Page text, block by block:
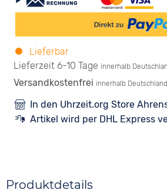
Lieferbar
Lieferzeit 6-10 Tage innerhalb
Versandkostenfrei innerhalb
In den Uhrzeit.org Store
Artikel wird per DHL Express
Produktdetails